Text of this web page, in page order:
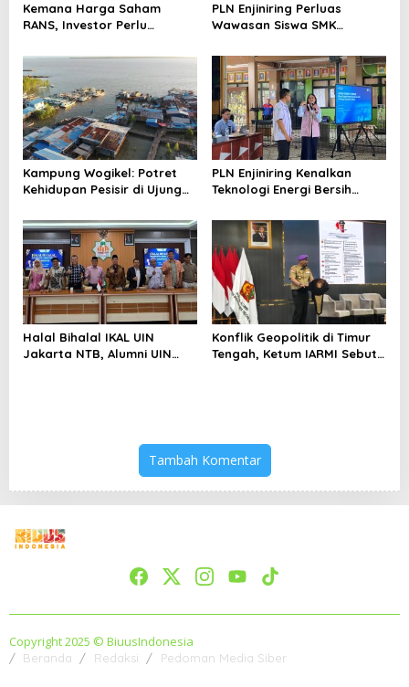
Kemana Harga Saham
RANS, Investor Perlu
Menghindari Spekulasi
Berlebihan
PLN Enjiniring Perluas
Wawasan Siswa SMK
Perubahan Iklim
Kampung Wogikel: Potret
Kehidupan Pesisir di Ujung
Bertahan di Tengah
Keterbatasan
PLN Enjiniring Kenalkan
Teknologi Energi Bersih
Halal Bihalal IKAL UIN
Jakarta NTB, Alumni UIN
Konflik Geopolitik di Timur
Tengah, Ketum IARMI Sebut
Tambah Komentar
Copyright 2025 © BiuusIndonesia
Beranda Redaksi Pedoman Media Siber